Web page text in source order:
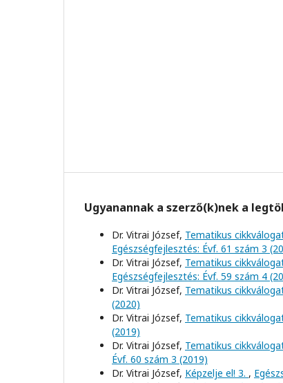
Ugyanannak a szerző(k)nek a
Dr. Vitrai József, Tematikus
Egészségfejlesztés: Évf. 61 szám 3
Dr. Vitrai József, Tematikus
Egészségfejlesztés: Évf. 59 szám 4
Dr. Vitrai József, Tematikus
(2020)
Dr. Vitrai József, Tematikus
(2019)
Dr. Vitrai József, Tematikus
Évf. 60 szám 3 (2019)
Dr. Vitrai József, Képzelje el! 3. ,